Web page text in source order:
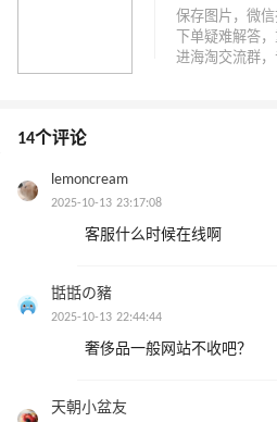
14个评论
lemoncream
2025-10-13 23:17:08
客服什么时候在线啊
甛甛の豬
2025-10-13 22:44:44
奢侈品一般网站不收吧？
天朝小盆友